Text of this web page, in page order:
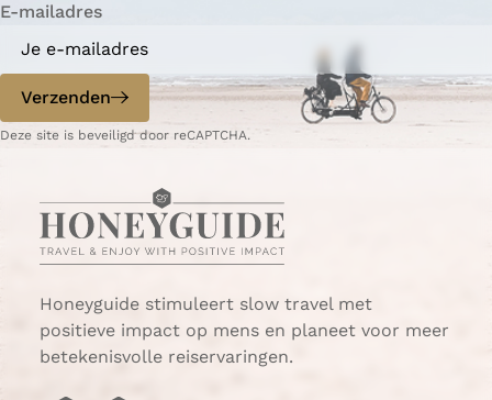
E-mailadres
Verzenden
Deze site is beveiligd door reCAPTCHA.
Honeyguide stimuleert slow travel met
positieve impact op mens en planeet voor meer
betekenisvolle reiservaringen.